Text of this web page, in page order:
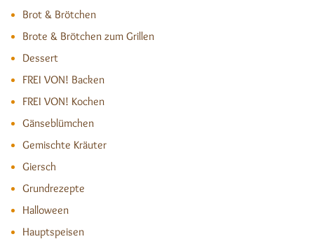
Brot & Brötchen
Brote & Brötchen zum Grillen
Dessert
FREI VON! Backen
FREI VON! Kochen
Gänseblümchen
Gemischte Kräuter
Giersch
Grundrezepte
Halloween
Hauptspeisen